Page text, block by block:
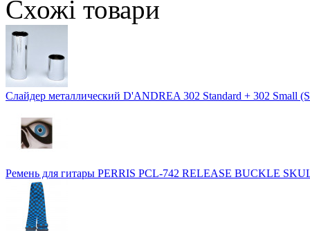
Схожі товари
Слайдер металлический D'ANDREA 302 Standard + 302 Small
Ремень для гитары PERRIS PCL-742 RELEASE BUCKLE